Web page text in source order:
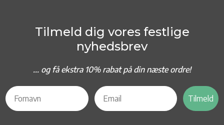
Tilmeld dig vores festlige
nyhedsbrev
... og få ekstra 10% rabat på din næste ordre!
Tilmeld